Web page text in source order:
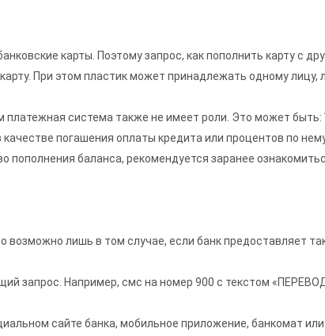
карты. Поэтому запрос, как пополнить карту с
При этом пластик может принадлежать одному лицу,
платежная система также не имеет роли. Это может
погашения оплаты кредита или процентов по
баланса, рекомендуется заранее
лишь в том случае, если банк предоставляет
запрос. Например, смс на номер 900 с текстом
сайте банка, мобильное приложение, банкомат